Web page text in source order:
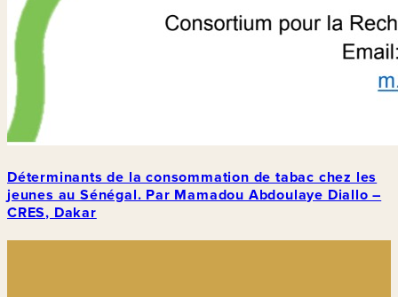
Déterminants de la consommation de tabac chez les
jeunes au Sénégal. Par Mamadou Abdoulaye Diallo –
CRES, Dakar